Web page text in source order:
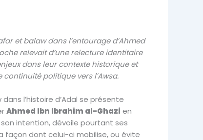
et balaw dans l’entourage d’Ahmed
relevait d’une relecture identitaire
dans leur contexte historique et
politique vers l’Awsa.
l’histoire d’Adal se présente
Ahmed Ibn Ibrahim al-Ghazi en
intention, dévoile pourtant ses
façon dont celui-ci mobilise, ou évite